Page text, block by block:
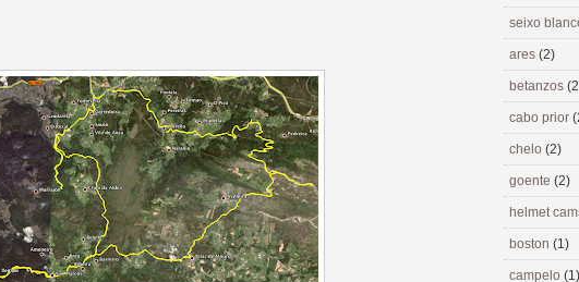
seixo
ares (2)
betanzos
cabo prior
chelo (2)
goente (2)
helmet
boston (1)
campelo (1)